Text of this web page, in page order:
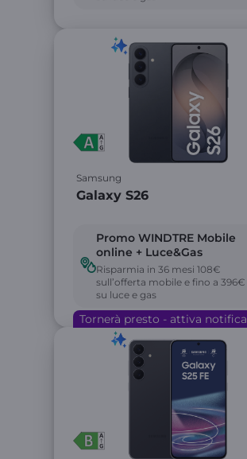
Samsung
Galaxy S26
Promo WINDTRE Mobile
online + Luce&Gas
Risparmia in 36 mesi 108€
sull’offerta mobile e fino a 396€
su luce e gas
Link
Tornerà presto - attiva notifica
Link